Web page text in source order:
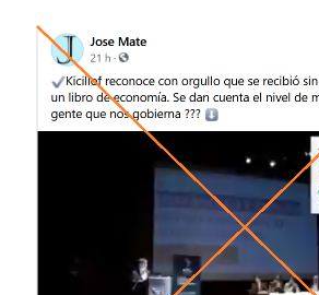
Image